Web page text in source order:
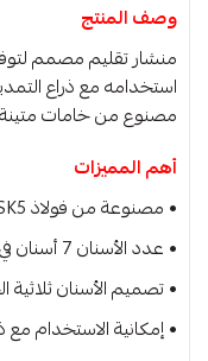
وصف المنتج
منشار تقليم مصمم
استخدامه مع ذراع
مصنوع من خامات متينة
أهم المميزات
• مصنوعة من فولاذ SK5 تايواني عالي الجودة
• عدد الأسنان 7 أسنان في البوصة مع معالجة حرارية
• تصميم الأسنان
• إمكانية الاستخدام